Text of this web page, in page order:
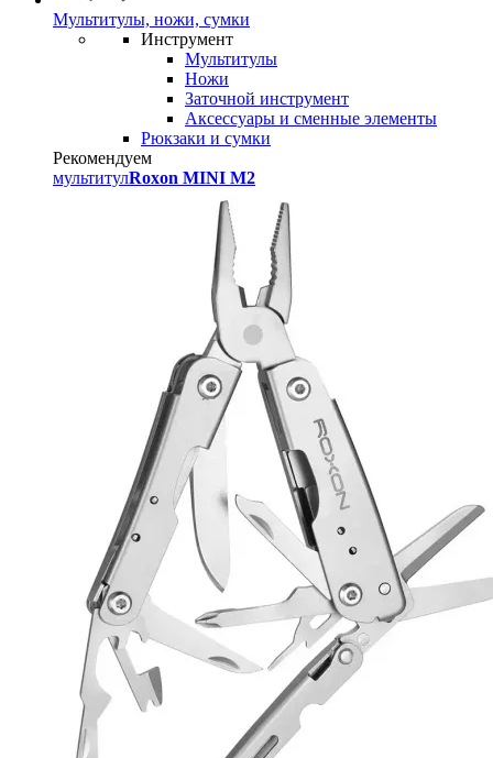
Мультитулы, ножи, сумки
Инструмент
Мультитулы
Ножи
Заточной инструмент
Аксессуары и сменные элементы
Рюкзаки и сумки
Рекомендуем
мультитулRoxon MINI M2